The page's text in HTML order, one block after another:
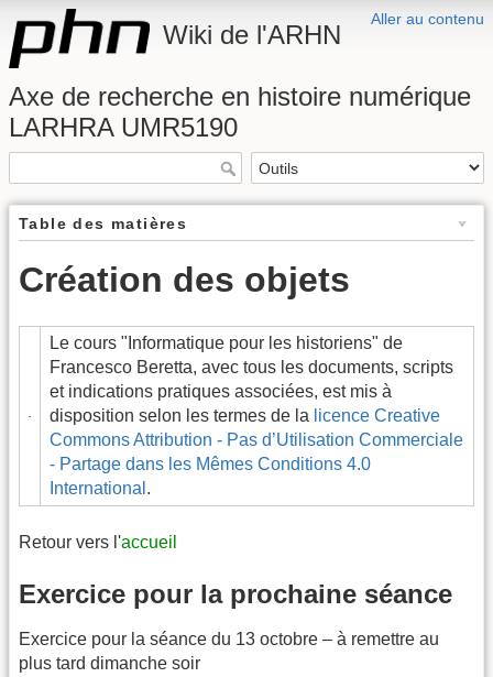
Aller au contenu
Wiki de l'ARHN
Axe de recherche en histoire numérique
LARHRA UMR5190
Table des matières
Création des objets
Le cours "Informatique pour les historiens" de
Francesco Beretta, avec tous les documents, scripts
et indications pratiques associées, est mis à
disposition selon les termes de la licence Creative
Commons Attribution - Pas d’Utilisation Commerciale
- Partage dans les Mêmes Conditions 4.0
International .
Retour vers l'accueil
Exercice pour la prochaine séance
Exercice pour la séance du 13 octobre – à remettre au
plus tard dimanche soir